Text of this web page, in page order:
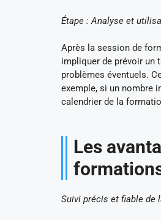
Étape : Analyse et
Après la session de
impliquer de prévoir un
problèmes éventuels.
exemple, si un nombre
calendrier de la
Les
Suivi précis et fiable de